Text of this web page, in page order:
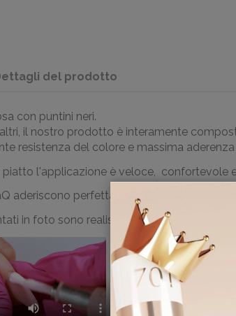
del prodotto
con puntini neri.
il nostro prodotto è interamente
resistenza del colore e massima
piatto l'applicazione è veloce, confortevole
aderiscono perfettamente con il gel, acril
in foto sono realistici; le leggere